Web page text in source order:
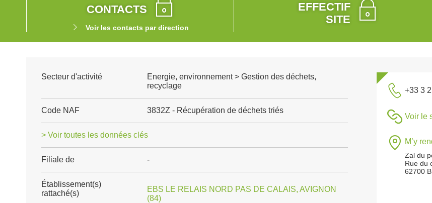
CONTACTS
Voir les contacts par direction
EFFECTIF
SITE
Secteur d'activité
Energie, environnement > Gestion des déchets,
recyclage
Code NAF 3832Z - Récupération de déchets triés
> Voir toutes les données clés
Filiale de -
Établissement(s)
rattaché(s)
EBS LE RELAIS NORD PAS DE CALAIS, AVIGNON
(84)
+33 3
Voir le
M’y
Zal du
Rue du
62700